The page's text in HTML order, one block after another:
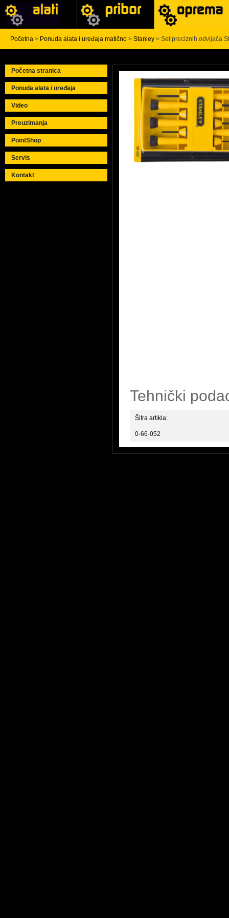
Početna > Ponuda alata i uređaja matično > Stanley > Set preciznih odvijača
Početna stranica
Ponuda alata i uređaja
Video
Preuzimanja
PointShop
Servis
Kontakt
Tehnički
Šifra artikla:
0-66-052